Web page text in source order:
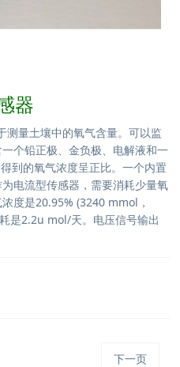
器
测量土壤中的氧气含量。可以监
个铅正极、金负极、电解液和一
到的氧气浓度呈正比。一个内置
电流型传感器，需要消耗少量氧
度是20.95% (3240 mmol，
是2.2u mol/天。电压信号输出
下一页